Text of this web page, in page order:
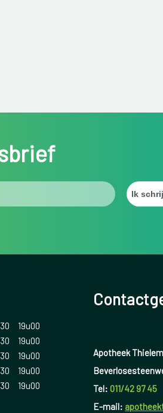
19u00
19u00
19u00
19u00
19u00
Apotheek
Tel: 011/42 97 45
E-mail: